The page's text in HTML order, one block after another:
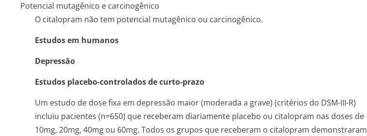
Potencial mutagênico e carcinogênico
O citalopram não tem potencial mutagênico ou carcinogênico.
Estudos em humanos
Depressão
Estudos placebo-controlados de curto-prazo
Um estudo de dose fixa em depressão maior (moderada a grave) (critérios do DSM-III-R)
incluiu pacientes (n=650) que receberam diariamente placebo ou citalopram nas doses de
10mg, 20mg, 40mg ou 60mg. Todos os grupos que receberam o citalopram demonstraram